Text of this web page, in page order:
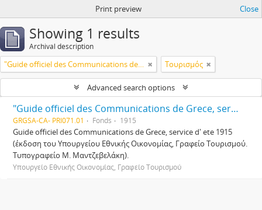
Print preview Close
Showing 1 results
Archival description
"Guide officiel des Communications de Grece, service d' ete 1915" (Κ223) Τουρισμός
Advanced search options
"Guide officiel des Communications de Grece, service d' ete 1915" (Κ223)
GRGSA-CA- PRI071.01 Fonds 1915
Guide officiel des Communications de Grece, service d' ete 1915
(έκδοση του Υπουργείου Εθνικής Οικονομίας, Γραφείο Τουρισμού.
Τυπογραφείο Μ. Μαντζεβελάκη).
Υπουργείο Εθνικής Οικονομίας, Γραφείο Τουρισμού